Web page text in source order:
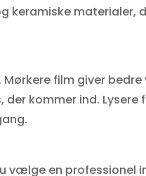
keramiske materialer,
film giver
kommer ind. Lysere
vælge en professionel